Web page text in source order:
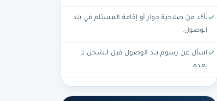
تأكد من صلاحية جواز أو إقامة المستلم في بلد
الوصول.
اسأل عن رسوم بلد الوصول قبل الشحن لا
بعده.